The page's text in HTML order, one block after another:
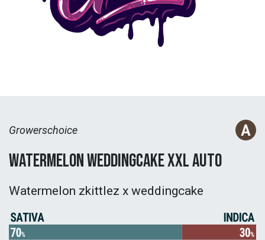
Growerschoice
Watermelon Weddingcake XXL Auto
Watermelon zkittlez x weddingcake